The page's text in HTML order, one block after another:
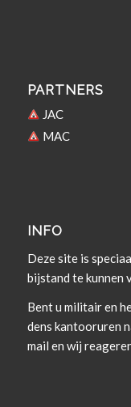
PARTNERS
JAC
MAC
INFO
Deze site is
bi­j­s­tand te kun­nen
Bent u militair en
dens kan­tooruren
mail en wij